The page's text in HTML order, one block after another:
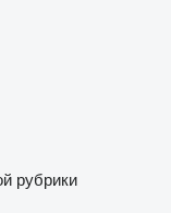
рубрики